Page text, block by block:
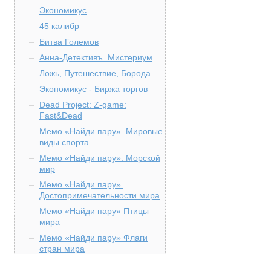
Экономикус
45 калибр
Битва Големов
Анна-Детективъ. Мистериум
Ложь, Путешествие, Борода
Экономикус - Биржа торгов
Dead Project: Z-game:
Fast&Dead
Мемо «Найди пару». Мировые
виды спорта
Мемо «Найди пару». Морской
мир
Мемо «Найди пару».
Достопримечательности мира
Мемо «Найди пару» Птицы
мира
Мемо «Найди пару» Флаги
стран мира